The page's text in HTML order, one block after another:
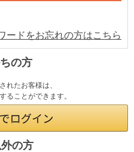
ードをお忘れの方はこちら
の方
れたお客様は、
ることができます。
の方